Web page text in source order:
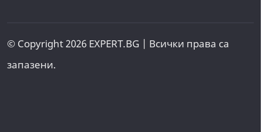
© Copyright 2026 EXPERT.BG | Всички права са
запазени.